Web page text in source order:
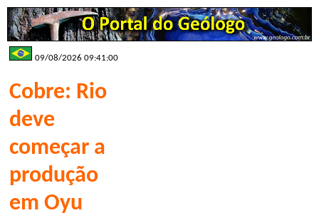
09/08/2026 09:41:00
Cobre: Rio
deve
começar a
produção
em Oyu